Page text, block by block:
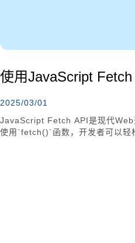
使用JavaScript
2025/03/01
JavaScript Fetch API是现代Web
使用`fetch()`函数，开发者可以